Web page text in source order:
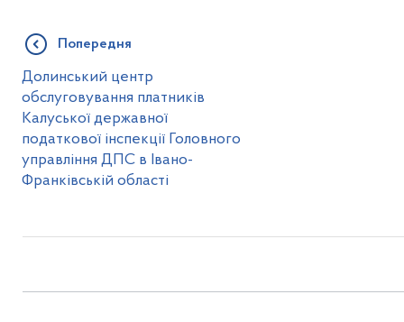
Попередня
Долинський центр
обслуговування платників
Калуської державної
податкової інспекції Головного
управління ДПС в Івано-
Франківській області